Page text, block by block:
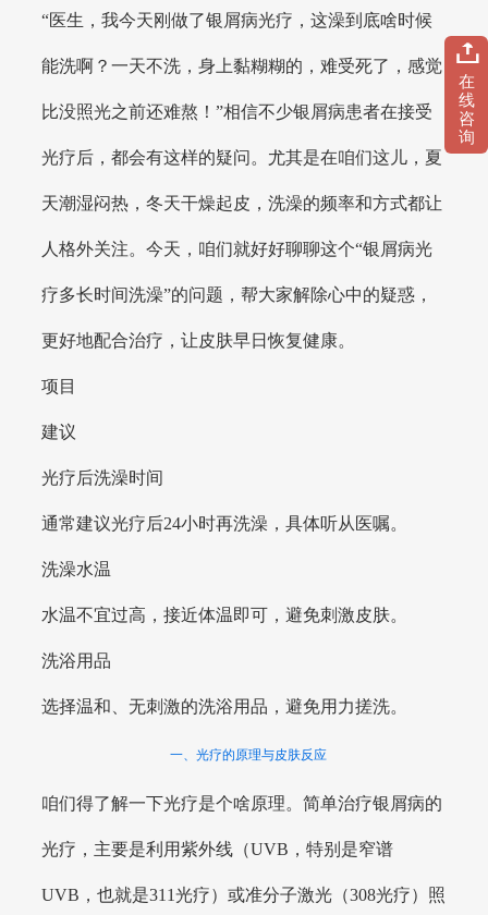
“医生，我今天刚做了银屑病光疗，这澡到底啥时候
能洗啊？一天不洗，身上黏糊糊的，难受死了，感觉
比没照光之前还难熬！”相信不少银屑病患者在接受
光疗后，都会有这样的疑问。尤其是在咱们这儿，夏
天潮湿闷热，冬天干燥起皮，洗澡的频率和方式都让
人格外关注。今天，咱们就好好聊聊这个“银屑病光
疗多长时间洗澡”的问题，帮大家解除心中的疑惑，
更好地配合治疗，让皮肤早日恢复健康。
项目
建议
光疗后洗澡时间
通常建议光疗后24小时再洗澡，具体听从医嘱。
洗澡水温
水温不宜过高，接近体温即可，避免刺激皮肤。
洗浴用品
选择温和、无刺激的洗浴用品，避免用力搓洗。
一、光疗的原理与皮肤反应
咱们得了解一下光疗是个啥原理。简单治疗银屑病的
光疗，主要是利用紫外线（UVB，特别是窄谱
UVB，也就是311光疗）或准分子激光（308光疗）照
在
线
咨
询